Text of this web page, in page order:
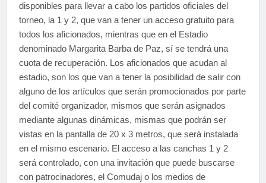
disponibles para llevar a cabo los partidos oficiales del
torneo, la 1 y 2, que van a tener un acceso gratuito para
todos los aficionados, mientras que en el Estadio
denominado Margarita Barba de Paz, sí se tendrá una
cuota de recuperación. Los aficionados que acudan al
estadio, son los que van a tener la posibilidad de salir con
alguno de los artículos que serán promocionados por parte
del comité organizador, mismos que serán asignados
mediante algunas dinámicas, mismas que podrán ser
vistas en la pantalla de 20 x 3 metros, que será instalada
en el mismo escenario. El acceso a las canchas 1 y 2
será controlado, con una invitación que puede buscarse
con patrocinadores, el Comudaj o los medios de